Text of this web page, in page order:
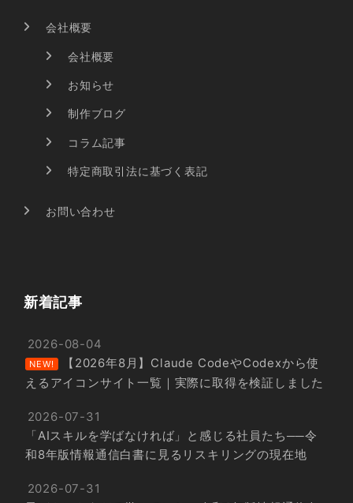
会社概要
会社概要
お知らせ
制作ブログ
コラム記事
特定商取引法に基づく表記
お問い合わせ
新着記事
2026-08-04
NEW!
【2026年8月】Claude CodeやCodexから使
えるアイコンサイト一覧｜実際に取得を検証しました
2026-07-31
「AIスキルを学ばなければ」と感じる社員たち──令
和8年版情報通信白書に見るリスキリングの現在地
2026-07-31